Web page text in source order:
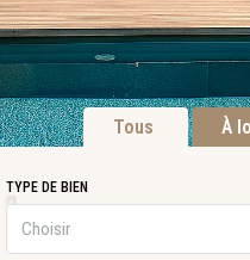
Tous À
TYPE DE BIEN
Choisir